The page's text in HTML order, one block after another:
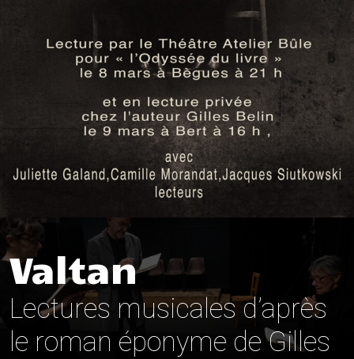
Valtan
Lectures musicales d’après
le roman éponyme de Gilles